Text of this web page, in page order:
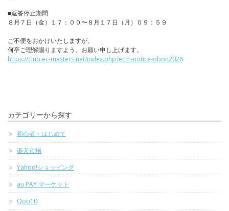
■返答停止期間
８月７日（金）１７：００〜８月１７日（月）０９：５９
ご不便をおかけいたしますが、
何卒ご理解賜りますよう、お願い申し上げます。
https://club.ec-masters.net/index.php?ecm-notice-obon2026
カテゴリーから探す
初心者・はじめて
楽天市場
Yahoo!ショッピング
au PAY マーケット
Qoo10